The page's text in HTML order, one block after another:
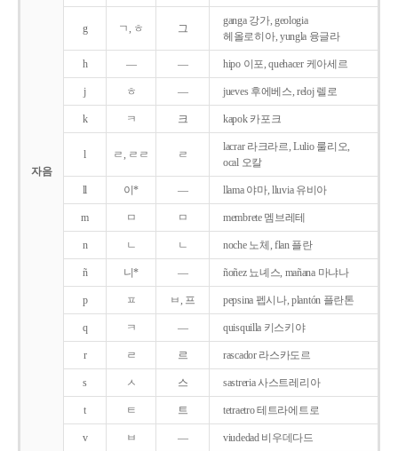
자음
g ㄱ, ㅎ 그
ganga 강가, geologia
헤올로히아, yungla 융글라
h ― ― hipo 이포, quehacer 케아세르
j ㅎ ― jueves 후에베스, reloj 렐로
k ㅋ 크 kapok 카포크
l ㄹ, ㄹㄹ ㄹ
lacrar 라크라르, Lulio 룰리오,
ocal 오칼
ll 이* ― llama 야마, lluvia 유비아
m ㅁ ㅁ membrete 멤브레테
n ㄴ ㄴ noche 노체, flan 플란
ñ 니* ― ñoñez 뇨녜스, mañana 마냐나
p ㅍ ㅂ, 프 pepsina 펩시나, plantón 플란톤
q ㅋ ― quisquilla 키스키야
r ㄹ 르 rascador 라스카도르
s ㅅ 스 sastreria 사스트레리아
t ㅌ 트 tetraetro 테트라에트로
v ㅂ ― viudedad 비우데다드